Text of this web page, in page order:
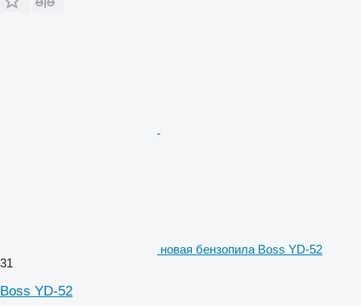
новая бензопила Boss YD-52
31
Boss YD-52